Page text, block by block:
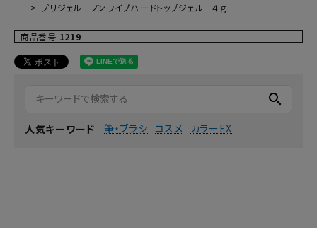
プリジェル ノンワイプハードトップジェル ４ｇ
商品番号 1219
search
人気キーワード 筆・ブラシ コスメ カラーEX